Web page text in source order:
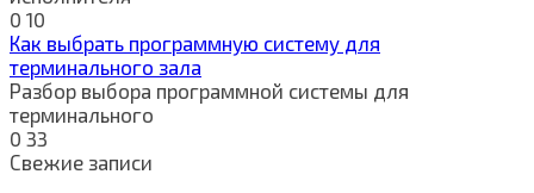
0 10
Как выбрать программную систему для
терминального зала
Разбор выбора программной системы для
терминального
0 33
Свежие записи